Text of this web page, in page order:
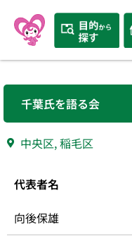
千葉氏を語る会
中央区,稲毛区
代表者名
向後保雄